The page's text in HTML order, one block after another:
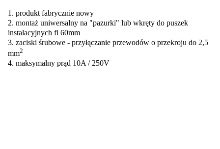
1. produkt fabrycznie nowy
2. montaż uniwersalny na "pazurki" lub wkręty do puszek
instalacyjnych fi 60mm
3. zaciski śrubowe - przyłączanie przewodów o przekroju do 2,5
mm2
4. maksymalny prąd 10A / 250V